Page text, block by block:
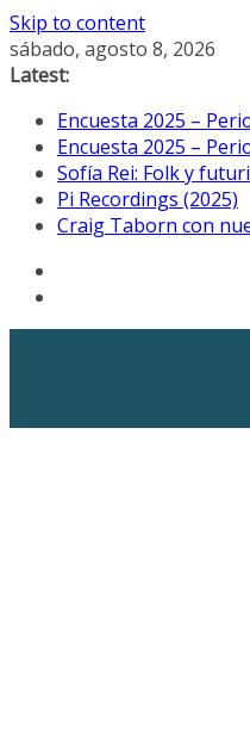
Skip to content
sábado, agosto 8, 2026
Latest:
Encuesta 2025 –
Encuesta 2025 –
Sofía Rei: Folk y
Pi Recordings (2025)
Craig Taborn con